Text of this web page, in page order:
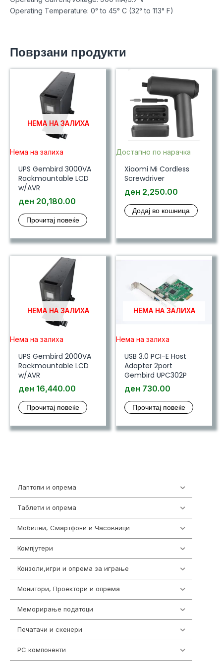
Лаптопи и опрема
Таблети и опрема
Мобилни, Смартфони и Часовници
Компјутери
Конзоли,игри и опрема за играње
Монитори, Проектори и опрема
Меморирање податоци
Печатачи и скенери
PC компоненти
Operating Temperature: 0° to 45° C (32° to 113° F)
Поврзани продукти
НЕМА НА ЗАЛИХА
Нема на залиха
UPS Gembird 3000VA
Rackmountable LCD
w/AVR
ден 20,180.00
Прочитај повеќе
Достапно по нарачка
Xiaomi Mi Cordless
Screwdriver
ден 2,250.00
Додај во кошница
НЕМА НА ЗАЛИХА
Нема на залиха
UPS Gembird 2000VA
Rackmountable LCD
w/AVR
ден 16,440.00
Прочитај повеќе
НЕМА НА ЗАЛИХА
Нема на залиха
USB 3.0 PCI-E Host
Adapter 2port
Gembird UPC302P
ден 730.00
Прочитај повеќе